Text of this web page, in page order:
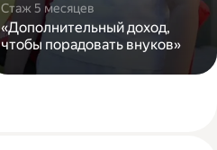
Стаж 5 месяцев
«Дополнительный доход,
чтобы порадовать внуков»